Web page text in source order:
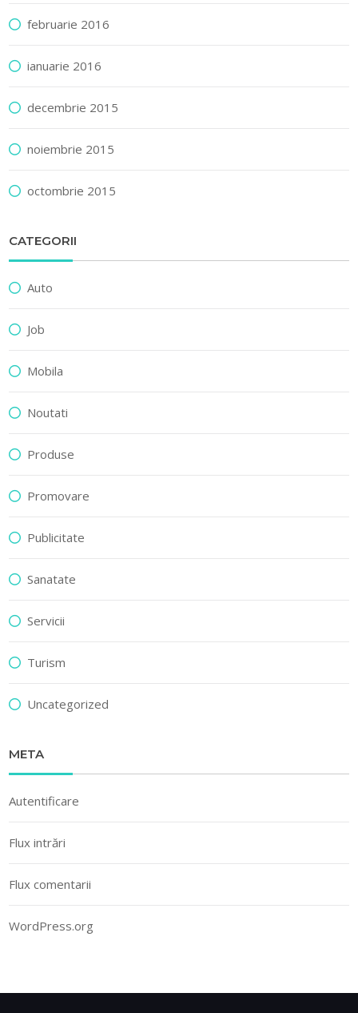
februarie 2016
ianuarie 2016
decembrie 2015
noiembrie 2015
octombrie 2015
CATEGORII
Auto
Job
Mobila
Noutati
Produse
Promovare
Publicitate
Sanatate
Servicii
Turism
Uncategorized
META
Autentificare
Flux intrări
Flux comentarii
WordPress.org